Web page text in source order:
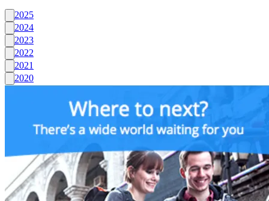
2025
2024
2023
2022
2021
2020